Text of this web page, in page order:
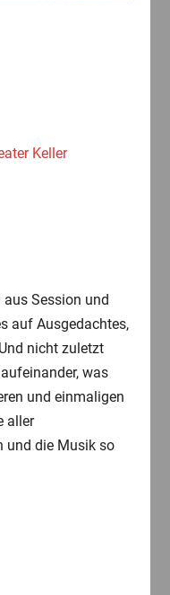
Keller
Session und
auf Ausgedachtes,
nicht zuletzt
was
und einmaligen
aller
und die Musik so